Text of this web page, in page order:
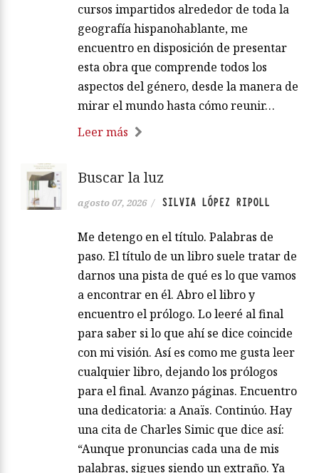
cursos impartidos alrededor de toda la
geografía hispanohablante, me
encuentro en disposición de presentar
esta obra que comprende todos los
aspectos del género, desde la manera de
mirar el mundo hasta cómo reunir…
Leer más
Buscar la luz
agosto 07, 2026 / SILVIA LÓPEZ RIPOLL
Me detengo en el título. Palabras de
paso. El título de un libro suele tratar de
darnos una pista de qué es lo que vamos
a encontrar en él. Abro el libro y
encuentro el prólogo. Lo leeré al final
para saber si lo que ahí se dice coincide
con mi visión. Así es como me gusta leer
cualquier libro, dejando los prólogos
para el final. Avanzo páginas. Encuentro
una dedicatoria: a Anaïs. Continúo. Hay
una cita de Charles Simic que dice así:
“Aunque pronuncias cada una de mis
palabras, sigues siendo un extraño. Ya